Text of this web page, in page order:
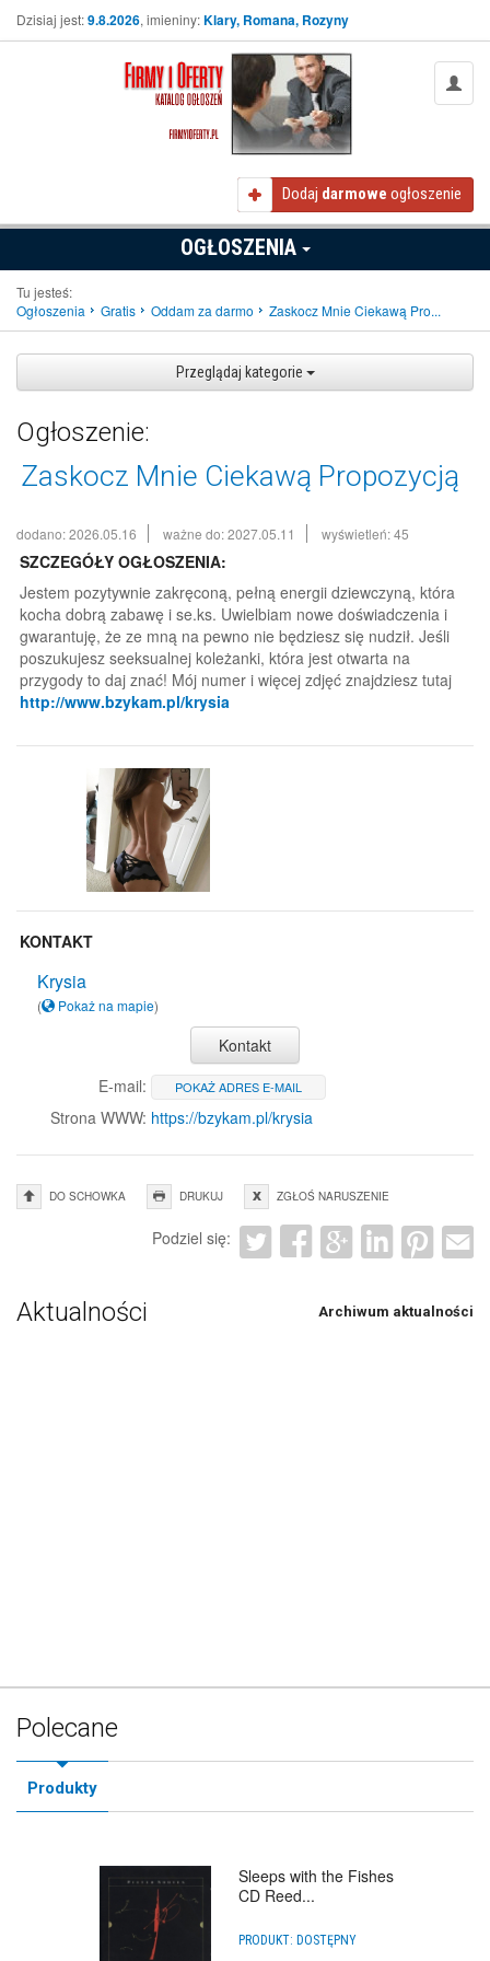
Dzisiaj jest:9.8.2026, imieniny:Klary, Romana, Rozyny
Dodaj darmowe ogłoszenie
OGŁOSZENIA
Tu jesteś:
Ogłoszenia
Gratis Oddam za darmo Zaskocz Mnie Ciekawą Pro...
Przeglądaj kategorie
Ogłoszenie:
Zaskocz Mnie Ciekawą Propozycją
dodano: 2026.05.16 ważne do: 2027.05.11 wyświetleń: 45
SZCZEGÓŁY OGŁOSZENIA:
Jestem pozytywnie zakręconą, pełną energii dziewczyną, która
kocha dobrą zabawę i se.ks. Uwielbiam nowe doświadczenia i
gwarantuję, że ze mną na pewno nie będziesz się nudził. Jeśli
poszukujesz seeksualnej koleżanki, która jest otwarta na
przygody to daj znać! Mój numer i więcej zdjęć znajdziesz tutaj
http://www.bzykam.pl/krysia
KONTAKT
Krysia
( Pokaż na mapie)
Kontakt
E-mail:
POKAŻ ADRES E-MAIL
Strona WWW: https://bzykam.pl/krysia
DO SCHOWKA DRUKUJ ZGŁOŚ NARUSZENIE
Podziel się:
Aktualności Archiwum aktualności
Polecane
Produkty
Sleeps with the Fishes
CD Reed...
PRODUKT: DOSTĘPNY